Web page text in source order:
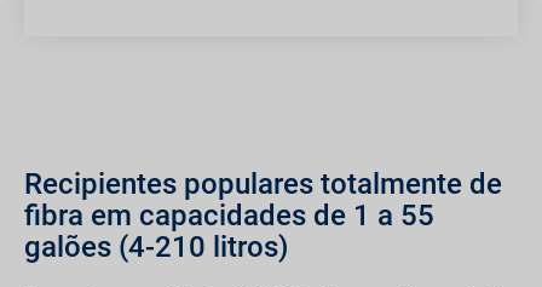
Recipientes populares totalmente de
fibra em capacidades de 1 a 55
galões (4-210 litros)